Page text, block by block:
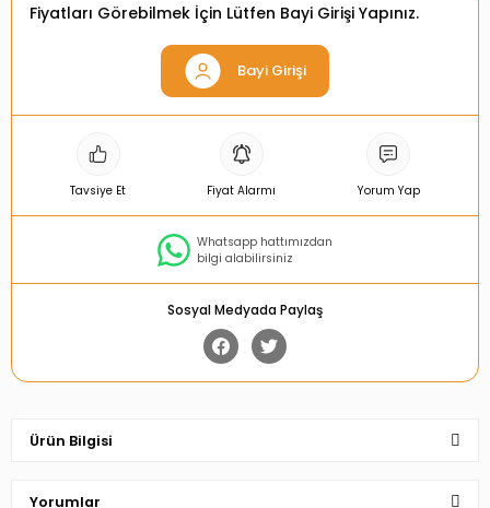
Fiyatları Görebilmek İçin Lütfen Bayi Girişi Yapınız.
Bayi Girişi
Tavsiye Et Fiyat Alarmı Yorum Yap
Whatsapp hattımızdan
bilgi alabilirsiniz
Sosyal Medyada Paylaş
Ürün Bilgisi
Yorumlar